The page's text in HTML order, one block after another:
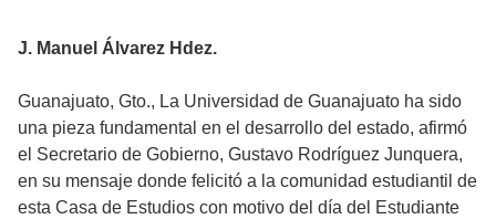
J. Manuel Álvarez Hdez.
Guanajuato, Gto., La Universidad de Guanajuato ha sido
una pieza fundamental en el desarrollo del estado, afirmó
el Secretario de Gobierno, Gustavo Rodríguez Junquera,
en su mensaje donde felicitó a la comunidad estudiantil de
esta Casa de Estudios con motivo del día del Estudiante